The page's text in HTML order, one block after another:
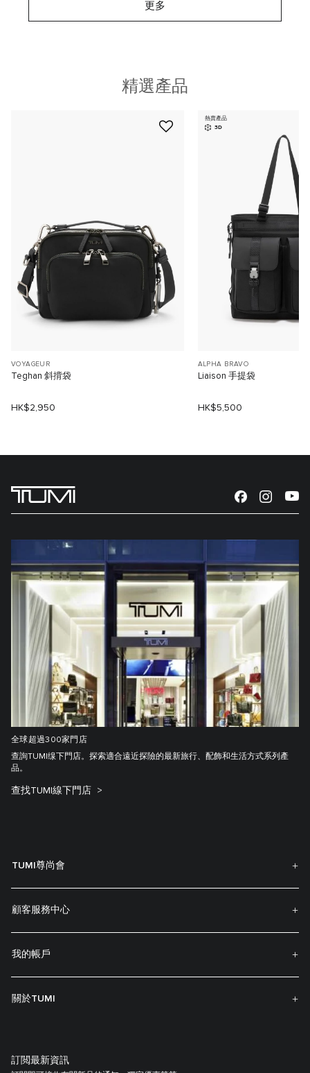
更多
精選產品
VOYAGEUR
Teghan 斜揹袋
HK$2,950
熱賣產品
3D
ALPHA BRAVO
Liaison 手提袋
HK$5,500
全球超過300家門店
查詢TUMI缐下門店。探索適合遠近探險的最新旅行、配飾和生活方式系列產
品。
查找TUMI線下門店
TUMI尊尚會
顧客服務中心
我的帳戶
關於TUMI
訂閲最新資訊